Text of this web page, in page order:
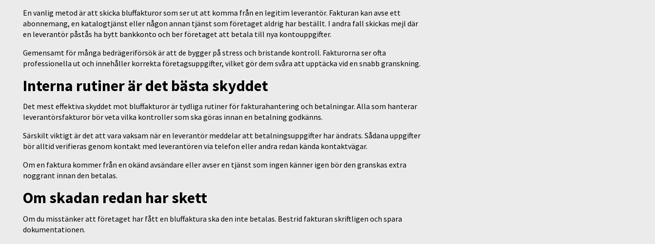
En vanlig metod är att skicka bluffakturor som ser ut att komma från en legitim leverantör. Fakturan kan avse ett
abonnemang, en katalogtjänst eller någon annan tjänst som företaget aldrig har beställt. I andra fall skickas mejl där
en leverantör påstås ha bytt bankkonto och ber företaget att betala till nya kontouppgifter.
Gemensamt för många bedrägeriförsök är att de bygger på stress och bristande kontroll. Fakturorna ser ofta
professionella ut och innehåller korrekta företagsuppgifter, vilket gör dem svåra att upptäcka vid en snabb granskning.
Interna rutiner är det bästa skyddet
Det mest effektiva skyddet mot bluffakturor är tydliga rutiner för fakturahantering och betalningar. Alla som hanterar
leverantörsfakturor bör veta vilka kontroller som ska göras innan en betalning godkänns.
Särskilt viktigt är det att vara vaksam när en leverantör meddelar att betalningsuppgifter har ändrats. Sådana uppgifter
bör alltid verifieras genom kontakt med leverantören via telefon eller andra redan kända kontaktvägar.
Om en faktura kommer från en okänd avsändare eller avser en tjänst som ingen känner igen bör den granskas extra
noggrant innan den betalas.
Om skadan redan har skett
Om du misstänker att företaget har fått en bluffaktura ska den inte betalas. Bestrid fakturan skriftligen och spara
dokumentationen.